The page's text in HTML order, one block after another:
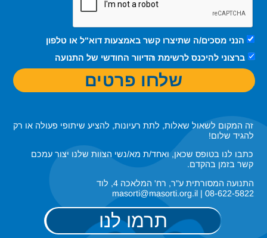
תרמו לנו
זה המקום לשאול שאלות, לתת רעיונות, להציע שיתופי פעולה או רק
להגיד שלום!
כתבו לנו בטופס שכאן, ואחד/ת מא/נשי הצוות שלנו יצור עמכם
קשר בזמן בהקדם.
התנועה המסורתית ע"ר, רח' המלאכה 4, לוד
08-622-5822 | masorti@masorti.org.il
הנני מסכים/ה שתיצרו קשר באמצעות דוא"ל או טלפון
ברצוני להיכנס לרשימת הדיוור החודשי של התנועה
שלחו פרטים